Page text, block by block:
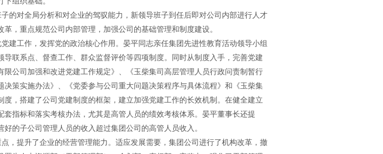
对全局分析和对企业的驾驭能力，新领导班子到任后即对公司内部进行人才
，重点规范公司内部管理，加强公司的基础管理和制度建设。
工作，发挥党的政治核心作用。晏平同志亲任集团先进性教育活动领导小组
联系点、督查工作、群众监督评价等四项制度。同时从制度入手，完善党建
公司加强和改进党建工作规定》、《玉柴集司高层管理人员行政问责制暂行
策实施办法》、《党委参与公司重大问题决策程序与具体流程》和《玉柴集
，搭建了公司党建制度的框架，建立加强党建工作的长效机制。在健全建立
指标和落实考核办法，尤其是高管人员的绩效考核体系。晏平董事长还提
的子公司管理人员的收入超过集团公司的高管人员收入。
提升了企业的经营管理能力。适应发展需要，集团公司进行了机构改革，撤